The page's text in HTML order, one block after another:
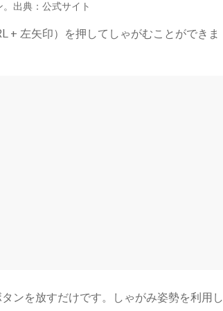
出典：公式サイト
+ 左矢印）を押してしゃがむことができま
ンを放すだけです。しゃがみ姿勢を利用し